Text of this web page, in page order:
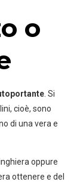
o
. Si
cioè, sono
di una vera e
oppure
ottenere e del